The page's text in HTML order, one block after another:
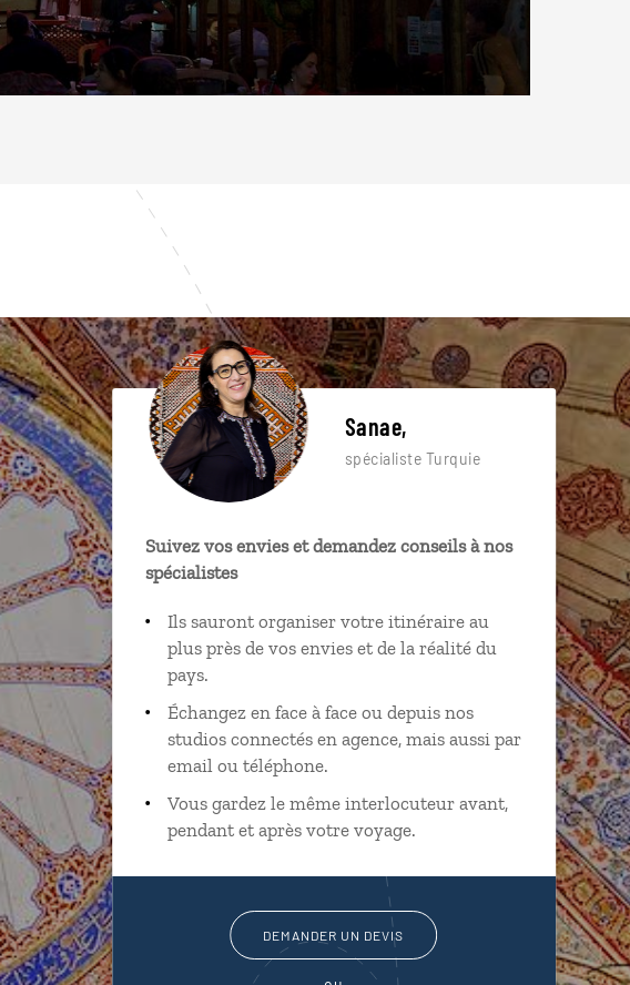
Sanae,
spécialiste Turquie
Suivez vos envies et demandez conseils à nos
spécialistes
Ils sauront organiser votre itinéraire au
plus près de vos envies et de la réalité du
pays.
Échangez en face à face ou depuis nos
studios connectés en agence, mais aussi par
email ou téléphone.
Vous gardez le même interlocuteur avant,
pendant et après votre voyage.
DEMANDER UN DEVIS